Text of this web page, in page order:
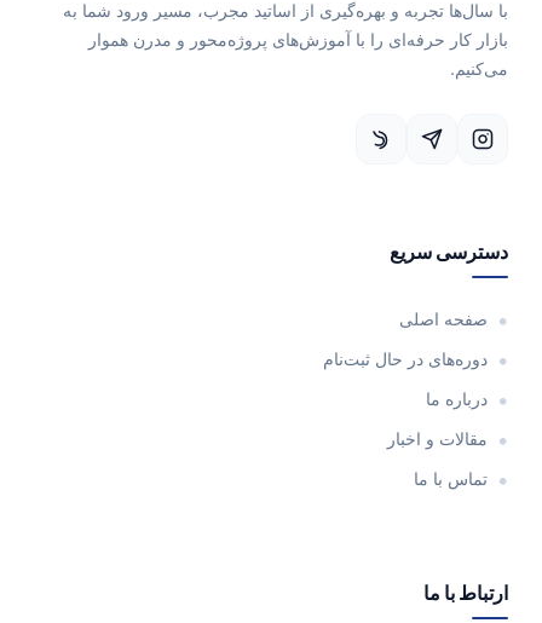
با سال‌ها تجربه و بهره‌گیری از اساتید مجرب، مسیر ورود شما به
بازار کار حرفه‌ای را با آموزش‌های پروژه‌محور و مدرن هموار
می‌کنیم.
دسترسی سریع
صفحه اصلی
دوره‌های در حال ثبت‌نام
درباره ما
مقالات و اخبار
تماس با ما
ارتباط با ما